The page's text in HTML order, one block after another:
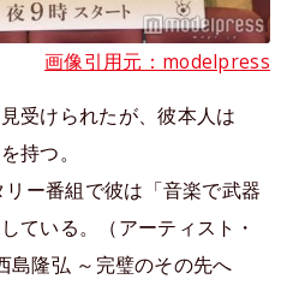
画像引用元：modelpress
受けられたが、彼本人は
持つ。
ー番組で彼は「音楽で武器
ている。（アーティスト・
島隆弘 ～完璧のその先へ